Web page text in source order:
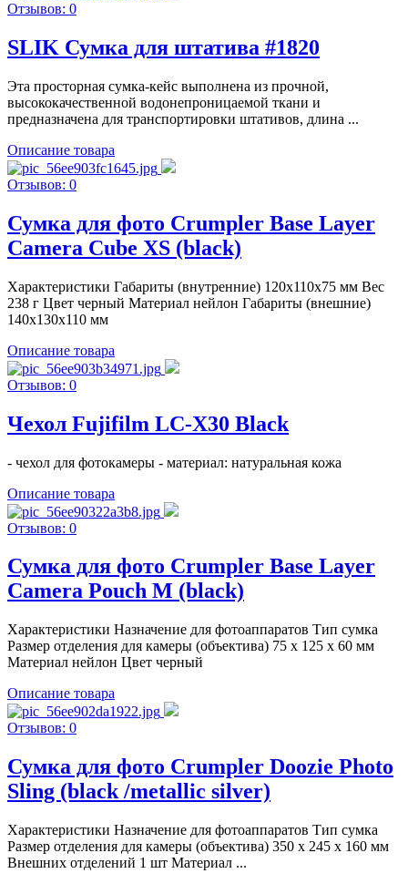
Отзывов: 0
SLIK Сумка для штатива #1820
Эта просторная сумка-кейс выполнена из прочной,
высококачественной водонепроницаемой ткани и
предназначена для транспортировки штативов, длина ...
Описание товара
Отзывов: 0
Сумка для фото Crumpler Base Layer
Camera Cube XS (black)
Характеристики Габариты (внутренние) 120x110x75 мм Вес
238 г Цвет черный Материал нейлон Габариты (внешние)
140x130x110 мм
Описание товара
Отзывов: 0
Чехол Fujifilm LC-X30 Black
- чехол для фотокамеры - материал: натуральная кожа
Описание товара
Отзывов: 0
Сумка для фото Crumpler Base Layer
Camera Pouch M (black)
Характеристики Назначение для фотоаппаратов Тип сумка
Размер отделения для камеры (объектива) 75 х 125 х 60 мм
Материал нейлон Цвет черный
Описание товара
Отзывов: 0
Сумка для фото Crumpler Doozie Photo
Sling (black /metallic silver)
Характеристики Назначение для фотоаппаратов Тип сумка
Размер отделения для камеры (объектива) 350 х 245 х 160 мм
Внешних отделений 1 шт Материал ...